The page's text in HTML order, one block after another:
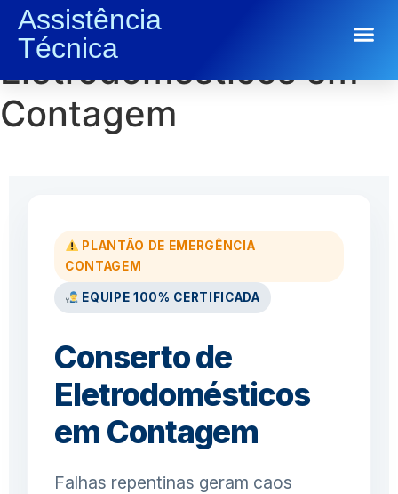
Assistência
Técnica
Conserto de
Eletrodomésticos em
Contagem
PLANTÃO DE EMERGÊNCIA
CONTAGEM
EQUIPE 100% CERTIFICADA
Conserto de
Eletrodomésticos
em Contagem
Falhas repentinas geram caos